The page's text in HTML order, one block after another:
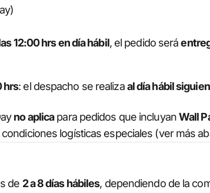
12:00 hrs en día hábil, el pedido será
hrs: el despacho se realizaal día hábil
no aplicapara pedidos que incluyanWall
logísticas especiales (ver más
de 2 a 8 días hábiles, dependiendo de la